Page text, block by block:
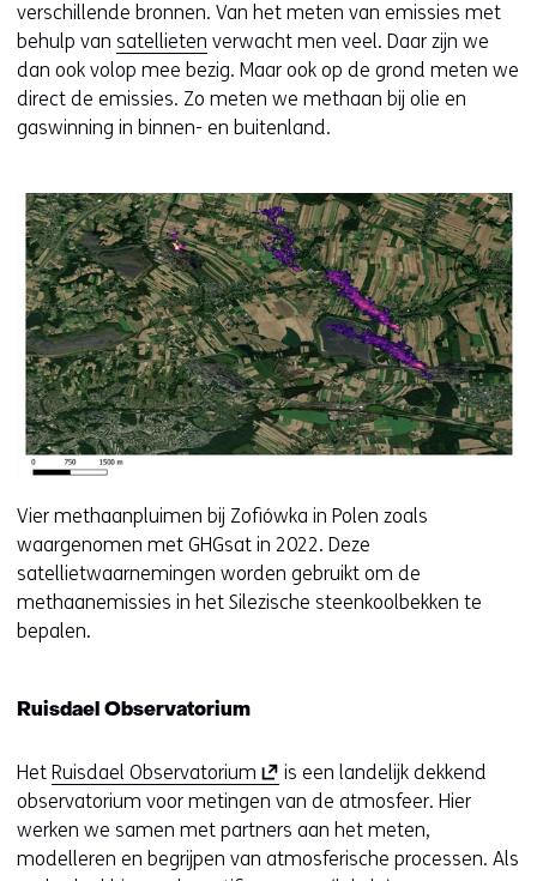
verschillende bronnen. Van het meten van emissies met
behulp van satellieten verwacht men veel. Daar zijn we
dan ook volop mee bezig. Maar ook op de grond meten we
direct de emissies. Zo meten we methaan bij olie en
gaswinning in binnen- en buitenland.
Vier methaanpluimen bij Zofiówka in Polen zoals
waargenomen met GHGsat in 2022. Deze
satellietwaarnemingen worden gebruikt om de
methaanemissies in het Silezische steenkoolbekken te
bepalen.
Ruisdael Observatorium
Het Ruisdael Observatorium (
o
p
e
is een landelijk dekkend
observatorium voor metingen van de atmosfeer. Hier
werken we samen met partners aan het meten,
modelleren en begrijpen van atmosferische processen. Als